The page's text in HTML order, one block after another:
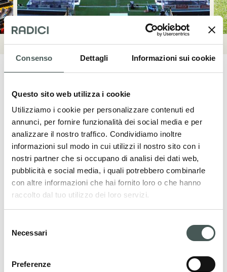
Consenso Dettagli Informazioni sui cookie
Questo sito web utilizza i cookie
Utilizziamo i cookie per personalizzare contenuti ed
annunci, per fornire funzionalità dei social media e per
analizzare il nostro traffico. Condividiamo inoltre
informazioni sul modo in cui utilizzi il nostro sito con i
nostri partner che si occupano di analisi dei dati web,
pubblicità e social media, i quali potrebbero combinarle
con altre informazioni che hai fornito loro o che hanno
raccolto dal tuo utilizzo dei loro servizi.
delNecessari
Preferenze
Mettiti in contatto
Contattaci adesso per ulteriori dettagli sui
iniziare una collaborazione. Il nostro team
dedicato è a tua disposizione per fornirti
assistenza in tutte le fasi del tuo progetto.